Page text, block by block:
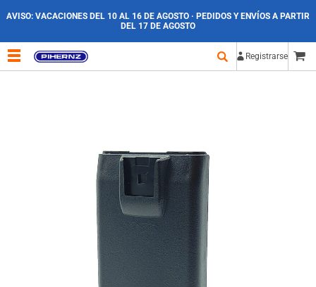
AVISO: VACACIONES DEL 10 AL 16 DE AGOSTO · PEDIDOS Y ENVÍOS A PARTIR
DEL 17 DE AGOSTO
Registrarse